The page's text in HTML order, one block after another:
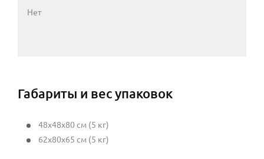
Нет
Габариты и вес упаковок
48x48x80 см (5 кг)
62x80x65 см (5 кг)